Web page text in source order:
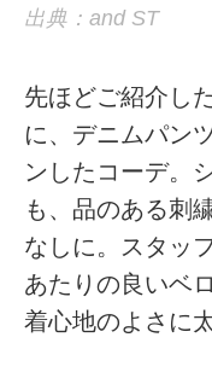
出典：and ST
先ほどご紹介し
に、デニムパン
ンしたコーデ。
も、品のある刺
なしに。スタッ
あたりの良いベ
着心地のよさに